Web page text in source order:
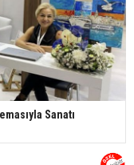
Sanatı